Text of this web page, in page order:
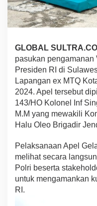
m
a
n
a
n
e
d
a
t
g
n
W
i
GLOBAL
pasukan pengamanan
Presiden RI di
Lapangan ex MTQ
2024. Apel tersebut
143/HO Kolonel Inf
M.M yang mewakili
Halu Oleo Brigadir
Pelaksanaan Apel
melihat secara
Polri beserta
untuk mengamankan
RI.